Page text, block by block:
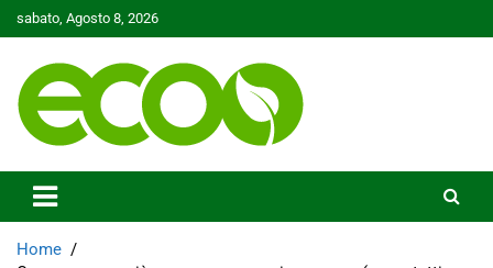
to
sabato, Agosto 8, 2026
Ecoo.it
Home